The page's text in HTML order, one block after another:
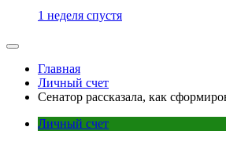
1 неделя спустя
Главная
Личный счет
Сенатор рассказала, как
Личный счет